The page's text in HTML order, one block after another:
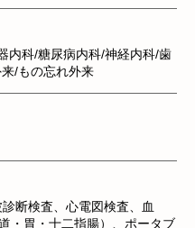
内科/糖尿病内科/神経内科/歯
/もの忘れ外来
断検査、心電図検査、血
・胃・十二指腸）、ポータブ